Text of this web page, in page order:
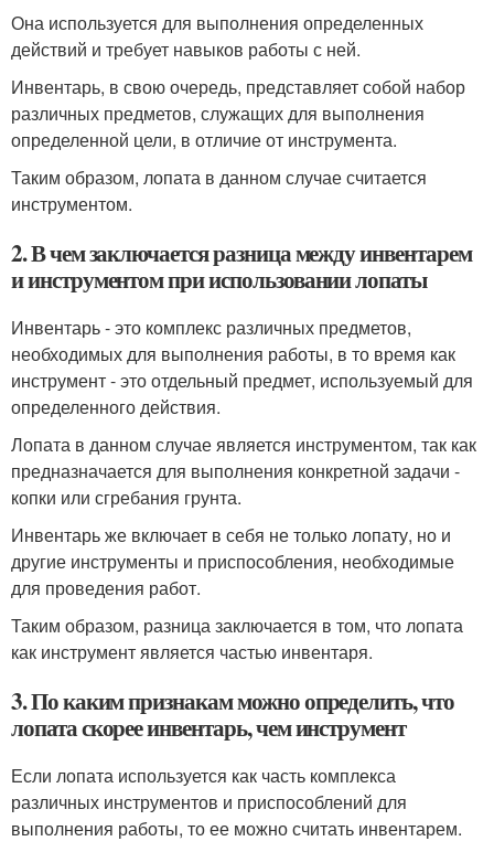
Она используется для выполнения определенных
действий и требует навыков работы с ней.
Инвентарь, в свою очередь, представляет собой набор
различных предметов, служащих для выполнения
определенной цели, в отличие от инструмента.
Таким образом, лопата в данном случае считается
инструментом.
2. В чем заключается разница между инвентарем
и инструментом при использовании лопаты
Инвентарь - это комплекс различных предметов,
необходимых для выполнения работы, в то время как
инструмент - это отдельный предмет, используемый для
определенного действия.
Лопата в данном случае является инструментом, так как
предназначается для выполнения конкретной задачи -
копки или сгребания грунта.
Инвентарь же включает в себя не только лопату, но и
другие инструменты и приспособления, необходимые
для проведения работ.
Таким образом, разница заключается в том, что лопата
как инструмент является частью инвентаря.
3. По каким признакам можно определить, что
лопата скорее инвентарь, чем инструмент
Если лопата используется как часть комплекса
различных инструментов и приспособлений для
выполнения работы, то ее можно считать инвентарем.